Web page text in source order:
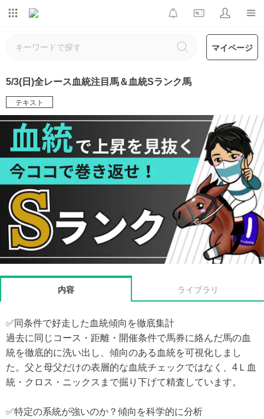
マイページ
5/3(日)全レース血統注目馬＆血統Sランク馬
テキスト
内容 ライブラリ
✅同条件で好走した血統傾向を徹底集計
過去に同じコース・距離・開催条件で馬券に絡んだ馬の血
統を徹底的に洗い出し、傾向のある血統を可視化しまし
た。父と母父だけの表層的な血統チェックではなく、4Ｌ血
統・クロス・ニックスまで掘り下げて精査しています。
✅特定の系統が強いのか？傾向を科学的に分析